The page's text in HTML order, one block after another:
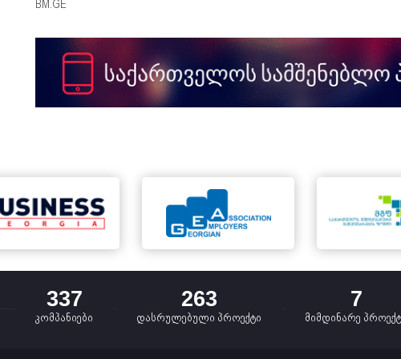
BM.GE
337
კომპანიები
263
დასრულებული პროექტი
7
მიმდინარე